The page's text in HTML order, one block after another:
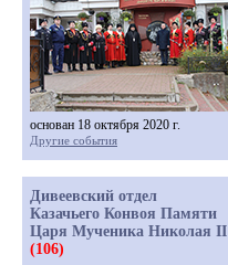
основан 18 октября 2020 г.
Другие события
Дивеевский отдел
Казачьего Конвоя Памяти
Царя Мученика Николая II
(106)